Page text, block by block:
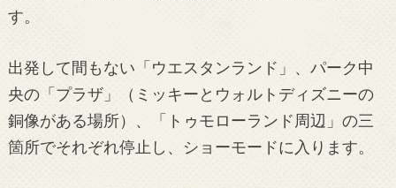
す。
出発して間もない「ウエスタンランド」、パーク中
央の「プラザ」（ミッキーとウォルトディズニーの
銅像がある場所）、「トゥモローランド周辺」の三
箇所でそれぞれ停止し、ショーモードに入ります。